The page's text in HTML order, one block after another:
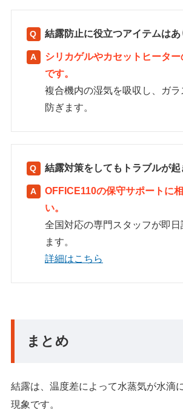
結露防止に役立つアイテムはあ
シリカゲルやカセットヒータ
です。
複合機内の湿気を吸収し、ガ
防ぎます。
結露対策をしてもトラブルが起
OFFICE110の保守サポートに
い。
全国対応の専門スタッフが即日
ます。
詳細はこちら
まとめ
結露は、温度差によって水蒸気が水滴
現象です。